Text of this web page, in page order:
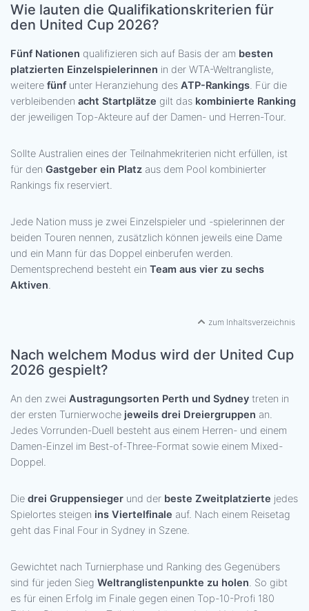
Wie lauten die Qualifikationskriterien für
den United Cup 2026?
Fünf Nationen qualifizieren sich auf Basis der am besten
platzierten Einzelspielerinnen in der WTA-Weltrangliste,
weitere fünfunter Heranziehung des ATP-Rankings. Für die
verbleibenden acht Startplätze gilt das kombinierte Ranking
der jeweiligen Top-Akteure auf der Damen- und Herren-Tour.
Sollte Australien eines der Teilnahmekriterien nicht erfüllen, ist
für den Gastgeber ein Platz aus dem Pool kombinierter
Rankings fix reserviert.
Jede Nation muss je zwei Einzelspieler und -spielerinnen der
beiden Touren nennen, zusätzlich können jeweils eine Dame
und ein Mann für das Doppel einberufen werden.
Dementsprechend besteht ein Team aus vier zu sechs
Aktiven.
zum Inhaltsverzeichnis
Nach welchem Modus wird der United Cup
2026 gespielt?
An den zwei Austragungsorten Perth und Sydney treten in
der ersten Turnierwoche jeweils drei Dreiergruppen an.
Jedes Vorrunden-Duell besteht aus einem Herren- und einem
Damen-Einzel im Best-of-Three-Format sowie einem Mixed-
Doppel.
Die drei Gruppensieger und der beste Zweitplatzierte jedes
Spielortes steigen ins Viertelfinale auf. Nach einem Reisetag
geht das Final Four in Sydney in Szene.
Gewichtet nach Turnierphase und Ranking des Gegenübers
sind für jeden Sieg Weltranglistenpunkte zu holen. So gibt
es für einen Erfolg im Finale gegen einen Top-10-Profi 180